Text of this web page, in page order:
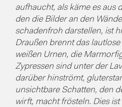
aufhaucht, als käme es aus
den die Bilder an den
schadenfroh darstellen, ist
Draußen brennt das
weißen Urnen, die
Zypressen sind unter der
darüber hinströmt,
unsichtbare Schatten, den
wirft, macht frösteln. Dies